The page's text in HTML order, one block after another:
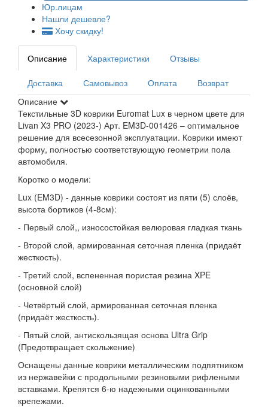
Юр.лицам
Нашли дешевле?
Хочу скидку!
Описание Характеристики Отзывы
Доставка Самовывоз Оплата
Возврат
Описание
Текстильные 3D коврики Euromat Lux в черном цвете для
Livan X3 PRO (2023-) Арт. EM3D-001426 – оптимальное
решение для всесезонной эксплуатации. Коврики имеют
форму, полностью соответствующую геометрии пола
автомобиля.
Коротко о модели:
Lux (EM3D) - данные коврики состоят из пяти (5) слоёв,
высота бортиков (4-8см):
- Первый слой,, износостойкая велюровая гладкая ткань
- Второй слой, армированная сеточная пленка (придаёт
жесткость).
- Третий слой, вспененная пористая резина XPE
(основной слой)
- Четвёртый слой, армированная сеточная пленка
(придаёт жесткость).
- Пятый слой, антискользящая основа Ultra Grip
(Предотвращает скольжение)
Оснащены данные коврики металлическим подпятником
из нержавейки с продольными резиновыми рифлеными
вставками. Крепятся 6-ю надежными оцинкованными
крепежами.